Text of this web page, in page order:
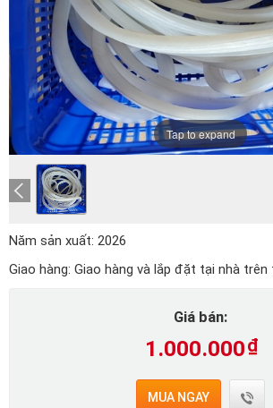
Tap to expand
Năm sản xuất: 2026
Giao hàng: Giao hàng và lắp đặt tại nhà trên
Giá bán:
1.000.000₫
MUA NGAY